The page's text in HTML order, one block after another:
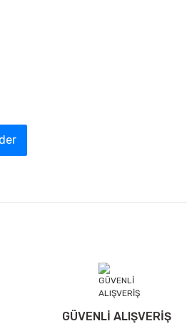
GÜVENLİ ALIŞVERİŞ